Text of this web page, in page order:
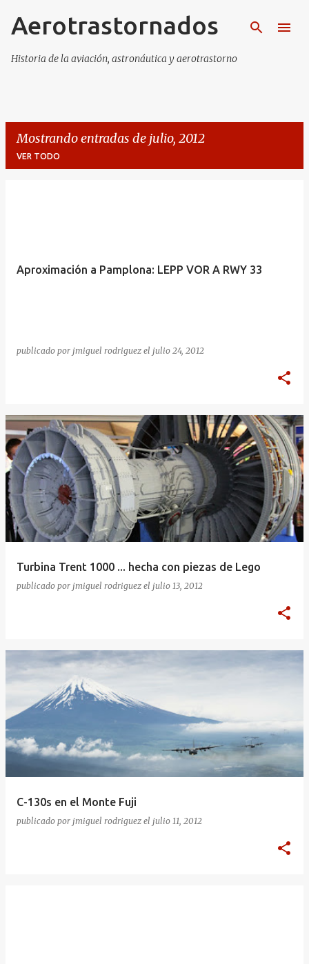
Ir al contenido principal
Aerotrastornados
Historia de la aviación, astronáutica y aerotrastorno
Mostrando entradas de julio, 2012
VER TODO
Aproximación a Pamplona: LEPP VOR A RWY 33
publicado por jmiguel rodriguez el julio 24, 2012
Turbina Trent 1000 ... hecha con piezas de Lego
publicado por jmiguel rodriguez el julio 13, 2012
C-130s en el Monte Fuji
publicado por jmiguel rodriguez el julio 11, 2012